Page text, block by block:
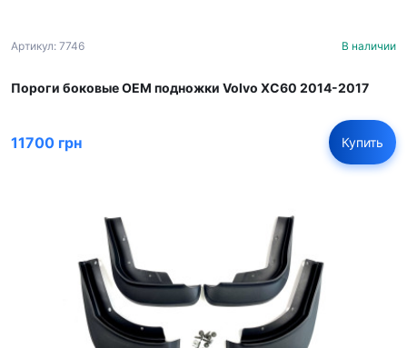
Артикул: 7746 В наличии
Пороги боковые OEM подножки Volvo XC60 2014-2017
11700 грн Купить